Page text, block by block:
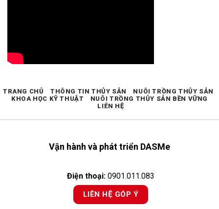
Vận hành và phát triển DASMe
Điện thoại: 0901.011.083
LIÊN HỆ GÓP Ý
TRANG CHỦ THÔNG TIN THỦY SẢN
NUÔI TRỒNG THỦY SẢN
KHOA HỌC KỸ THUẬT
NUÔI TRỒNG THỦY SẢN BỀN VỮNG
LIÊN HỆ